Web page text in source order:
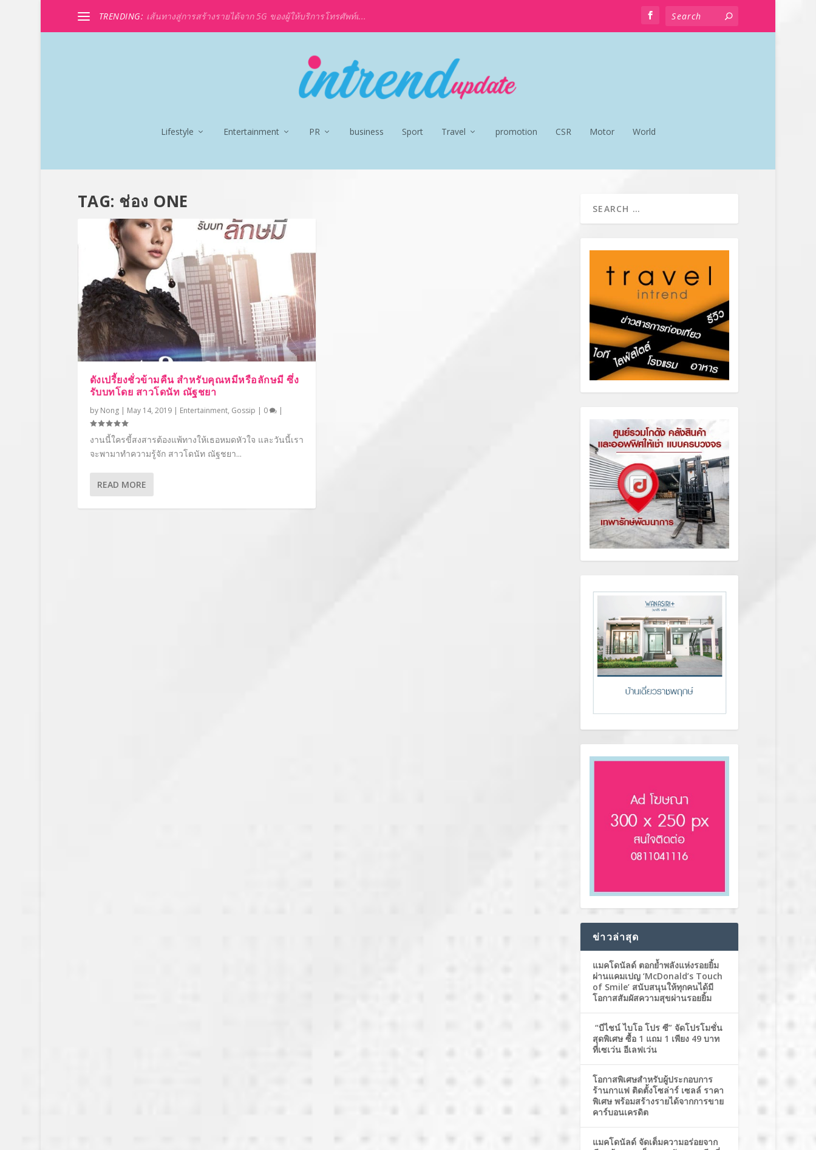
TRENDING: เส้นทางสู่การสร้างรายได้จาก 5G ของผู้ให้บริการโทรศัพท์เ...
Lifestyle Entertainment PR business Sport Travel promotion CSR Motor World
TAG: ช่อง ONE
ดังเปรี้ยงชั่วข้ามคืน สำหรับคุณหมีหรือลักษมี ซึ่ง
รับบทโดย สาวโดนัท ณัฐชยา
by Nong| May 14, 2019| Entertainment, Gossip | 0 |
งานนี้ใครขี้สงสารต้องแพ้ทางให้เธอหมดหัวใจ และวันนี้เรา
จะพามาทำความรู้จัก สาวโดนัท ณัฐชยา...
READ MORE
ข่าวล่าสุด
แมคโดนัลด์ ตอกย้ำพลังแห่งรอยยิ้ม
ผ่านแคมเปญ ‘McDonald’s Touch
of Smile’ สนับสนุนให้ทุกคนได้มี
โอกาสสัมผัสความสุขผ่านรอยยิ้ม
“บีไชน์ ไบโอ โปร ซี” จัดโปรโมชั่น
สุดพิเศษ ซื้อ 1 แถม 1 เพียง 49 บาท
ที่เซเว่น อีเลฟเว่น
โอกาสพิเศษสำหรับผู้ประกอบการ
ร้านกาแฟ ติดตั้งโซล่าร์ เซลล์ ราคา
พิเศษ พร้อมสร้างรายได้จากการขาย
คาร์บอนเครดิต
แมคโดนัลด์ จัดเต็มความอร่อยจาก